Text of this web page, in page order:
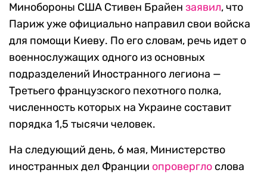
Минобороны США Стивен Брайен заявил, что
Париж уже официально направил свои войска
для помощи Киеву. По его словам, речь идет о
военнослужащих одного из основных
подразделений Иностранного легиона —
Третьего французского пехотного полка,
численность которых на Украине составит
порядка 1,5 тысячи человек.
На следующий день, 6 мая, Министерство
иностранных дел Франции опровергло слова